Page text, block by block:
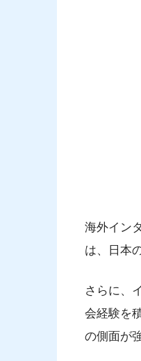
海外イン
は、日本
さらに、
会経験を
の側面が